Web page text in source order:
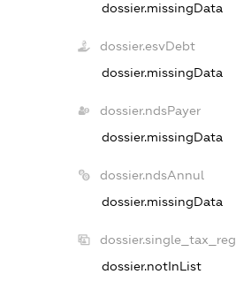
dossier.missingData
dossier.esvDebt
dossier.missingData
dossier.ndsPayer
dossier.missingData
dossier.ndsAnnul
dossier.missingData
dossier.single_tax_reg
dossier.notInList